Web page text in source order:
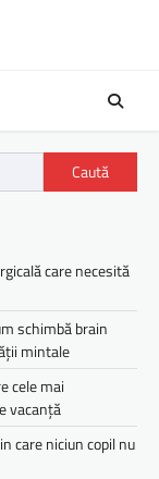
Caută
care necesită
schimbă brain
mintale
cele mai
vacanță
care niciun copil nu